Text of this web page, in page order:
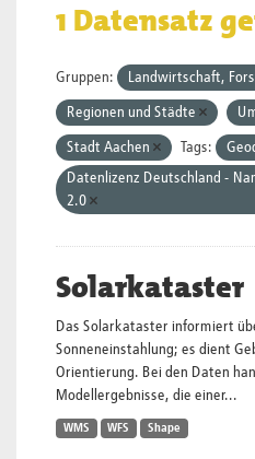
1 Datensatz
Gruppen: Landwirtschaft,
Regionen und Städte
Stadt Aachen Tags:
Datenlizenz Deutschland -
2.0
Solarkataster
Das Solarkataster informiert
Sonneneinstahlung; es dient
Orientierung. Bei den Daten
Modellergebnisse, die einer...
WMS WFS Shape